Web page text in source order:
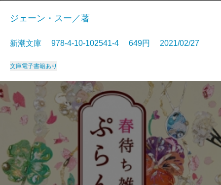
ジェーン・スー／著
新潮文庫 978-4-10-102541-4 649円 2021/02/27
文庫電子書籍あり